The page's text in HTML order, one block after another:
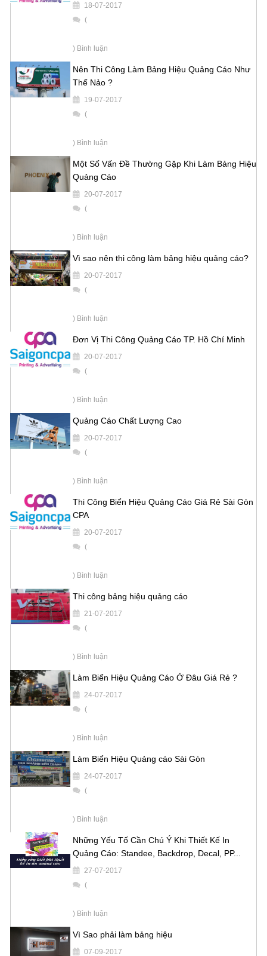
18-07-2017
(
) Bình luận
Nên Thi Công Làm Bảng Hiệu Quảng Cáo Như
Thế Nảo ?
19-07-2017
(
) Bình luận
Một Số Vấn Đề Thường Gặp Khi Làm Bảng Hiệu
Quảng Cáo
20-07-2017
(
) Bình luận
Vì sao nên thi công làm bảng hiệu quảng cáo?
20-07-2017
(
) Bình luận
Đơn Vị Thi Công Quảng Cáo TP. Hồ Chí Minh
20-07-2017
(
) Bình luận
Quảng Cáo Chất Lượng Cao
20-07-2017
(
) Bình luận
Thi Công Biển Hiệu Quảng Cáo Giá Rẻ Sài Gòn
CPA
20-07-2017
(
) Bình luận
Thi công bảng hiệu quảng cáo
21-07-2017
(
) Bình luận
Làm Biển Hiệu Quảng Cáo Ở Đâu Giá Rẻ ?
24-07-2017
(
) Bình luận
Làm Biển Hiệu Quảng cáo Sài Gòn
24-07-2017
(
) Bình luận
Những Yếu Tố Cần Chú Ý Khi Thiết Kế In
Quảng Cáo: Standee, Backdrop, Decal, PP...
27-07-2017
(
) Bình luận
Vì Sao phải làm bảng hiệu
07-09-2017